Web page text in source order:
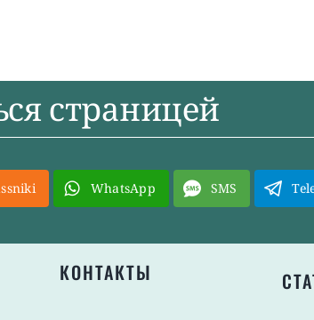
страницей
WhatsApp SMS
КОНТАКТЫ